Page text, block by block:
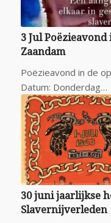
3 Jul
Zaandam
Poëzieavond in de
Datum: Donderdag…
30 juni jaarlijkse
Slavernijverleden